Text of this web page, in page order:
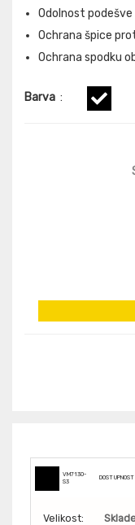
Odolnost
Ochrana špice
Ochrana spodku
Barva :
VM7130-
S3
DOSTUPNOST
Velikost: